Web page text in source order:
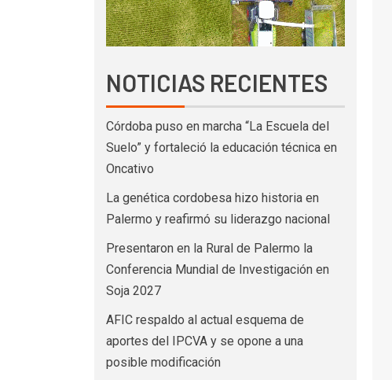
NOTICIAS RECIENTES
Córdoba puso en marcha “La Escuela del
Suelo” y fortaleció la educación técnica en
Oncativo
La genética cordobesa hizo historia en
Palermo y reafirmó su liderazgo nacional
Presentaron en la Rural de Palermo la
Conferencia Mundial de Investigación en
Soja 2027
AFIC respaldo al actual esquema de
aportes del IPCVA y se opone a una
posible modificación